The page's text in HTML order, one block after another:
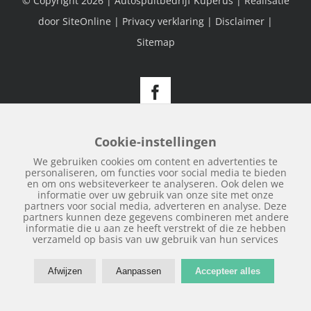
door SiteOnline | Privacy verklaring | Disclaimer |
Sitemap
Facebook
Cookie-instellingen
We gebruiken cookies om content en advertenties te
personaliseren, om functies voor social media te bieden
en om ons websiteverkeer te analyseren. Ook delen we
informatie over uw gebruik van onze site met onze
partners voor social media, adverteren en analyse. Deze
partners kunnen deze gegevens combineren met andere
informatie die u aan ze heeft verstrekt of die ze hebben
verzameld op basis van uw gebruik van hun services
Afwijzen Aanpassen Accepteer alles